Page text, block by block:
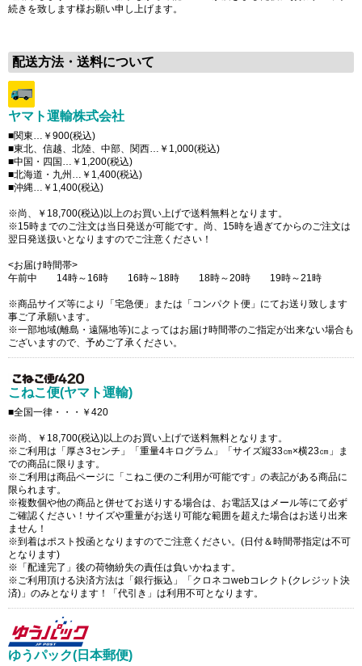
続きを致します様お願い申し上げます。
配送方法・送料について
ヤマト運輸株式会社
■関東…￥900(税込)
■東北、信越、北陸、中部、関西…￥1,000(税込)
■中国・四国…￥1,200(税込)
■北海道・九州…￥1,400(税込)
■沖縄…￥1,400(税込)
※尚、￥18,700(税込)以上のお買い上げで送料無料となります。
※15時までのご注文は当日発送が可能です。尚、15時を過ぎてからのご注文は
翌日発送扱いとなりますのでご注意ください！
<お届け時間帯>
午前中 14時～16時 16時～18時 18時～20時 19時～21時
※商品サイズ等により「宅急便」または「コンパクト便」にてお送り致します
事ご了承願います。
※一部地域(離島・遠隔地等)によってはお届け時間帯のご指定が出来ない場合も
ございますので、予めご了承ください。
こねこ便(ヤマト運輸)
■全国一律・・・￥420
※尚、￥18,700(税込)以上のお買い上げで送料無料となります。
※ご利用は「厚さ3センチ」「重量4キログラム」「サイズ縦33㎝×横23㎝」ま
での商品に限ります。
※ご利用は商品ページに「こねこ便のご利用が可能です」の表記がある商品に
限られます。
※複数個や他の商品と併せてお送りする場合は、お電話又はメール等にて必ず
ご確認ください！サイズや重量がお送り可能な範囲を超えた場合はお送り出来
ません！
※到着はポスト投函となりますのでご注意ください。(日付＆時間帯指定は不可
となります)
※「配達完了」後の荷物紛失の責任は負いかねます。
※ご利用頂ける決済方法は「銀行振込」「クロネコwebコレクト(クレジット決
済)」のみとなります！「代引き」は利用不可となります。
ゆうパック(日本郵便)